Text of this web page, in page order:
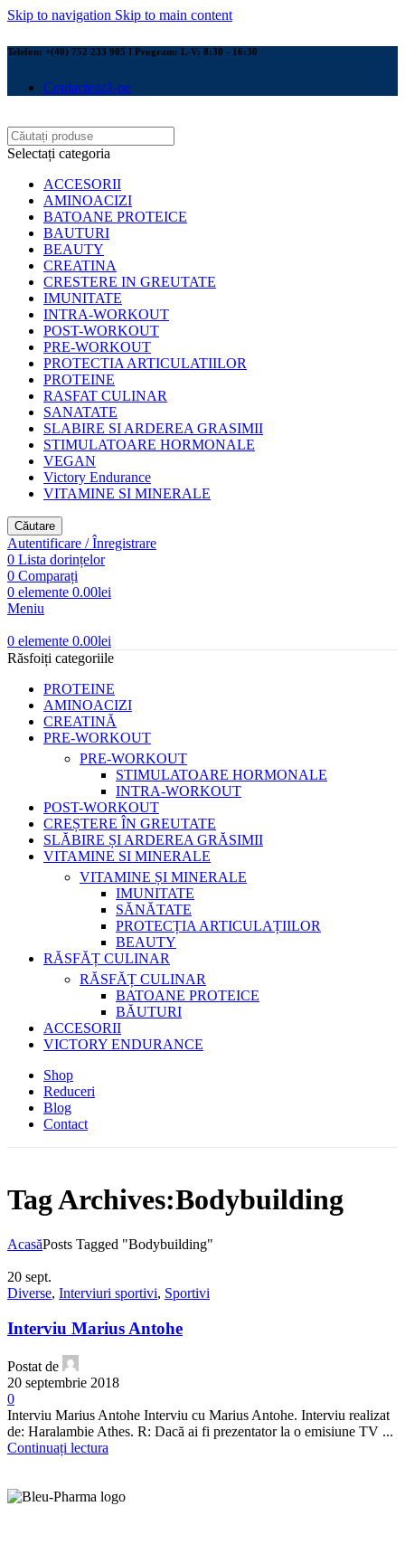
Skip to navigation Skip to main content
Telefon: +(40) 752 233 905 I Program: L-V: 8:30 - 16:30
Contactează-ne
Selectați categoria
ACCESORII
AMINOACIZI
BATOANE PROTEICE
BAUTURI
BEAUTY
CREATINA
CRESTERE IN GREUTATE
IMUNITATE
INTRA-WORKOUT
POST-WORKOUT
PRE-WORKOUT
PROTECTIA ARTICULATIILOR
PROTEINE
RASFAT CULINAR
SANATATE
SLABIRE SI ARDEREA GRASIMII
STIMULATOARE HORMONALE
VEGAN
Victory Endurance
VITAMINE SI MINERALE
Căutare
Autentificare / Înregistrare
0 Lista dorințelor
0 Comparați
0 elemente 0.00lei
Meniu
0 elemente 0.00lei
Răsfoiți categoriile
PROTEINE
AMINOACIZI
CREATINĂ
PRE-WORKOUT
PRE-WORKOUT
STIMULATOARE HORMONALE
INTRA-WORKOUT
POST-WORKOUT
CREȘTERE ÎN GREUTATE
SLĂBIRE ȘI ARDEREA GRĂSIMII
VITAMINE SI MINERALE
VITAMINE ȘI MINERALE
IMUNITATE
SĂNĂTATE
PROTECȚIA ARTICULAȚIILOR
BEAUTY
RĂSFĂȚ CULINAR
RĂSFĂȚ CULINAR
BATOANE PROTEICE
BĂUTURI
ACCESORII
VICTORY ENDURANCE
Shop
Reduceri
Blog
Contact
Tag Archives:Bodybuilding
AcasăPosts Tagged "Bodybuilding"
20 sept.
Diverse, Interviuri sportivi, Sportivi
Interviu Marius Antohe
Postat de
20 septembrie 2018
0
Interviu Marius Antohe Interviu cu Marius Antohe. Interviu realizat
de: Haralambie Athes. R: Dacă ai fi prezentator la o emisiune TV ...
Continuați lectura